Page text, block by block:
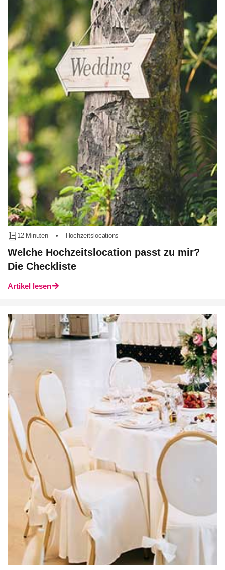
12 Minuten • Hochzeitslocations
Welche Hochzeitslocation passt zu mir?
Die Checkliste
Artikel lesen